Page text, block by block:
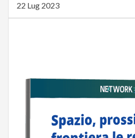
22 Lug 2023